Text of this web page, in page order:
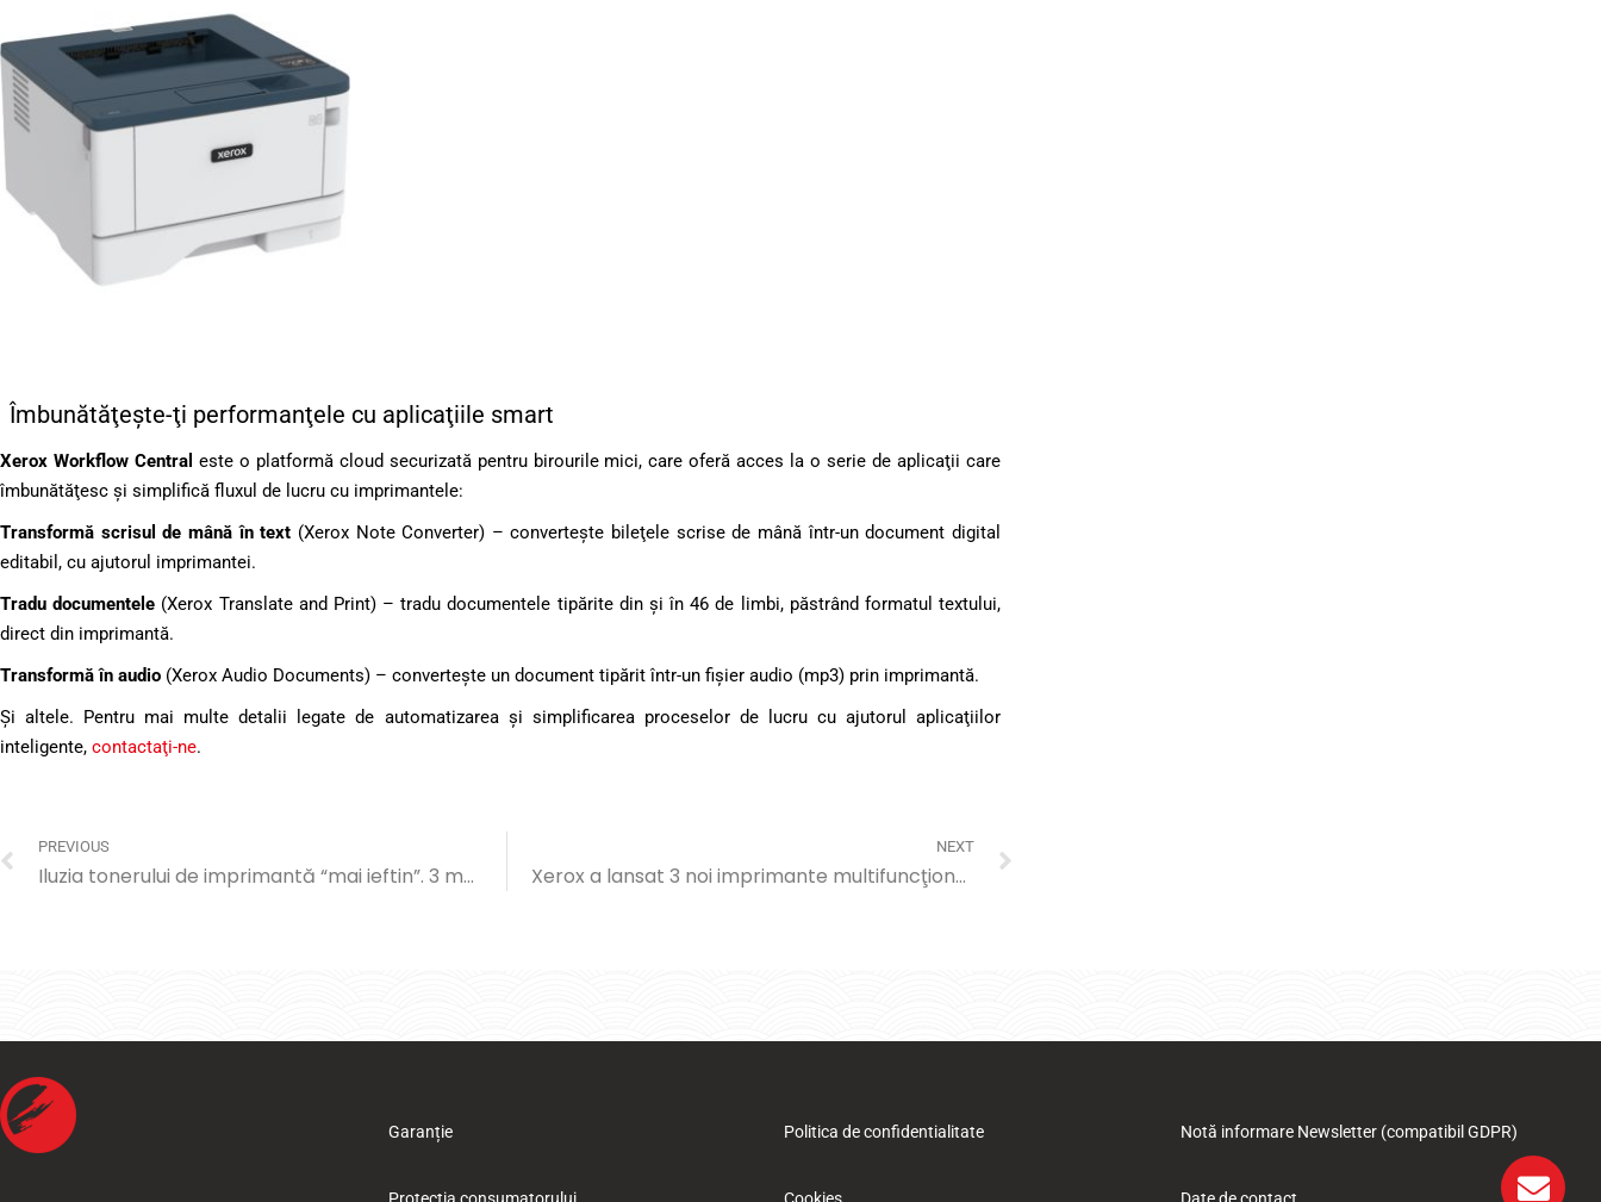
Îmbunătăţeşte-ţi performanţele cu aplicaţiile smart
Xerox Workflow Central este o platformă cloud securizată pentru birourile mici, care oferă acces la o serie de aplicaţii care
îmbunătăţesc şi simplifică fluxul de lucru cu imprimantele:
Transformă scrisul de mână în text (Xerox Note Converter) – converteşte bileţele scrise de mână într-un document digital
editabil, cu ajutorul imprimantei.
Tradu documentele (Xerox Translate and Print) – tradu documentele tipărite din şi în 46 de limbi, păstrând formatul textului,
direct din imprimantă.
Transformă în audio (Xerox Audio Documents) – converteşte un document tipărit într-un fişier audio (mp3) prin imprimantă.
Şi altele. Pentru mai multe detalii legate de automatizarea şi simplificarea proceselor de lucru cu ajutorul aplicaţiilor
inteligente, contactaţi-ne.
PREVIOUS
Iluzia tonerului de imprimantă “mai ieftin”. 3 motive pentru care falsa economie la toner va ajunge să te coste mai mult
NEXT
Xerox a lansat 3 noi imprimante multifuncţionale pentru birouri mici şi work from home: C315, B305 şi B315
Garanție Politica de confidentialitate Notă informare Newsletter (compatibil GDPR)